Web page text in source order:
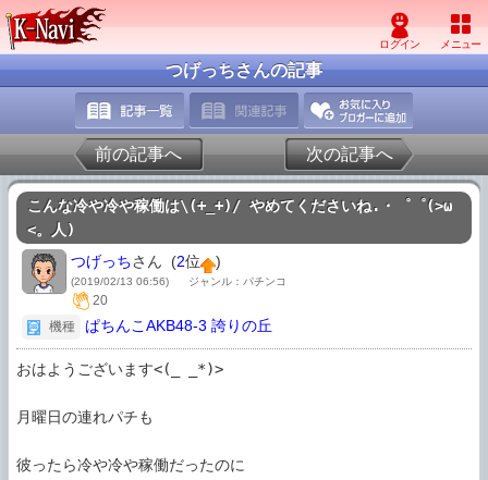
つげっちさんの記事
前の記事へ 次の記事へ
こんな冷や冷や稼働は\(+_+)/ やめてくださいね.・゜゜(>ω
<。人)
つげっちさん (2位 )
(2019/02/13 06:56) ジャンル：パチンコ
20
機種
ぱちんこAKB48-3 誇りの丘
おはようございます<(_ _*)>
月曜日の連れパチも
彼ったら冷や冷や稼働だったのに